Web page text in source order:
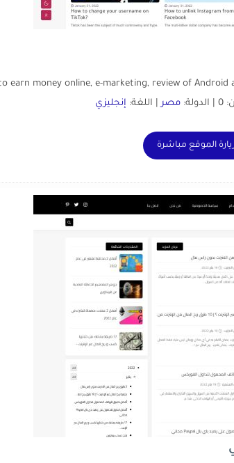
earn money online, e-marketing, review of Android
مصر | اللغة: إنجليزي
زيارة الموقع مباشرة